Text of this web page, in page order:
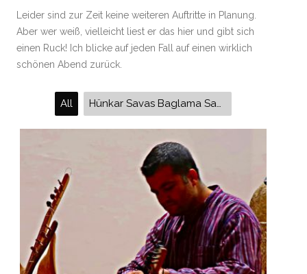
Leider sind zur Zeit keine weiteren Auftritte in Planung.
Aber wer weiß, vielleicht liest er das hier und gibt sich
einen Ruck! Ich blicke auf jeden Fall auf einen wirklich
schönen Abend zurück.
All Hünkar Savas Baglama Saz türkische Laute Anatolische Musik Anatolien internationale Woche gegen Rassismus